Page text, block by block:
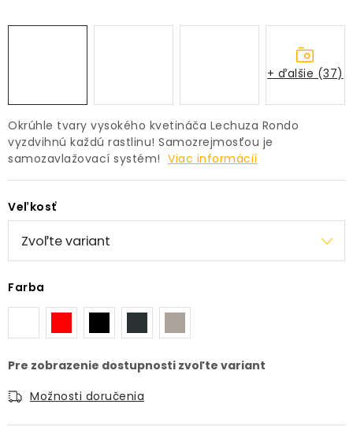
Obchodné podmienky
Podmienky ochrany osobných údajov
O nás
Kontakt / Právne údaje
Okrúhle tvary vysokého kvetináča Lechuza Rondo
vyzdvihnú každú rastlinu! Samozrejmosťou je
samozavlažovací systém! Viac informácií
Veľkosť
Farba
Možnosti doručenia
+ ďalšie (37)